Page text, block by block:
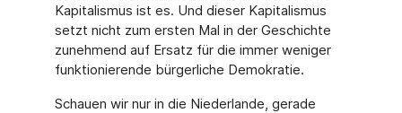
Kapitalismus ist es. Und dieser Kapitalismus
setzt nicht zum ersten Mal in der Geschichte
zunehmend auf Ersatz für die immer weniger
funktionierende bürgerliche Demokratie.
Schauen wir nur in die Niederlande, gerade